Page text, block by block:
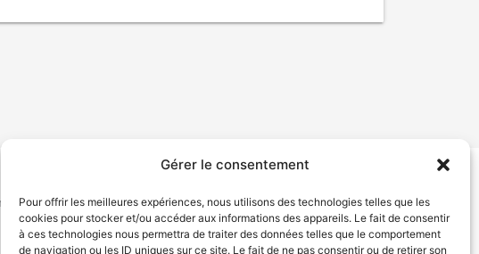
Gérer le consentement
Pour offrir les meilleures expériences, nous utilisons des technologies telles que les
cookies pour stocker et/ou accéder aux informations des appareils. Le fait de consentir
à ces technologies nous permettra de traiter des données telles que le comportement
de navigation ou les ID uniques sur ce site. Le fait de ne pas consentir ou de retirer son
Déclaration de services Politique de confidentialité